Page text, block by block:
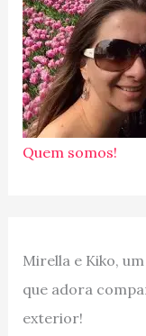
Quem somos!
Mirella e Kiko,
que adora
exterior!